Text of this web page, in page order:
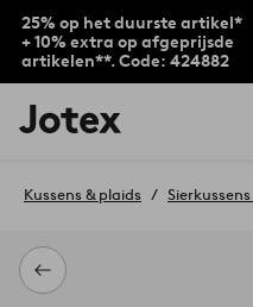
25% op het duurste artikel*
+ 10% extra op afgeprijsde
artikelen**. Code: 424882
Jotex
logo
to
home
page
Terug
Kussens & plaids